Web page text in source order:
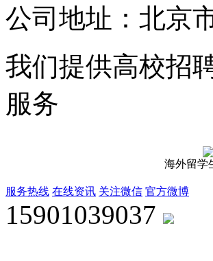
公司地址：北京
我们提供高校招
服务
海外留学
服务热线 在线资讯 关注微信 官方微博
15901039037